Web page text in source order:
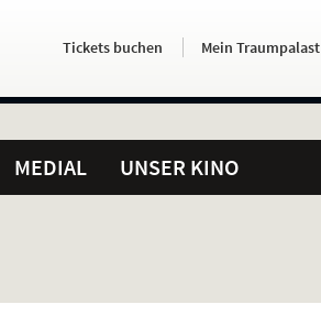
Servicefunktionen
Aktuelles
HierTickets buchen . Mein Traumpalast
MEDIAL UNSER KINO